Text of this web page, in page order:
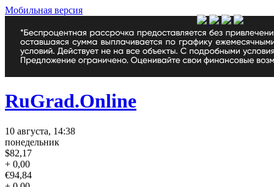
Мобильная версия
RuGrad.Online
10 августа, 14:38
понедельник
$82,17
+ 0,00
€94,84